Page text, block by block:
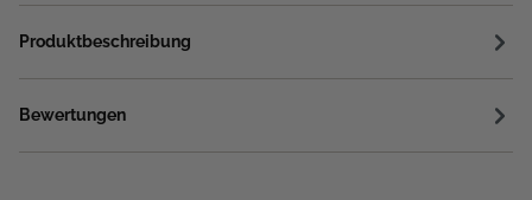
Produktbeschreibung
Bewertungen